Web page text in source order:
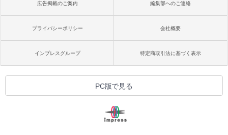
広告掲載のご案内 編集部へのご連絡
プライバシーポリシー 会社概要
インプレスグループ 特定商取引法に基づく表示
PC版で見る